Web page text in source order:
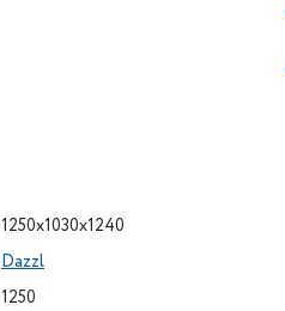
1250x1030x1240
Dazzl
1250